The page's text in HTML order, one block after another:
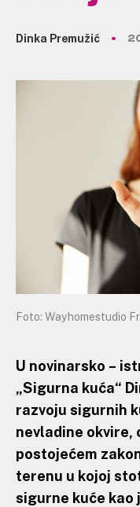
Dinka Premužić
U novinarsko –
„Sigurna kuća“
razvoju sigurnih
nevladine okvire,
postojećem
terenu u kojoj
sigurne kuće kao
Foto: Wayhomestudio